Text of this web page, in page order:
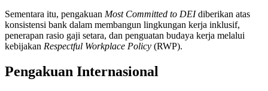
Sementara itu, pengakuan Most Committed to DEIdiberikan atas
konsistensi bank dalam membangun lingkungan kerja inklusif,
penerapan rasio gaji setara, dan penguatan budaya kerja melalui
kebijakan Respectful Workplace Policy (RWP).
Pengakuan Internasional